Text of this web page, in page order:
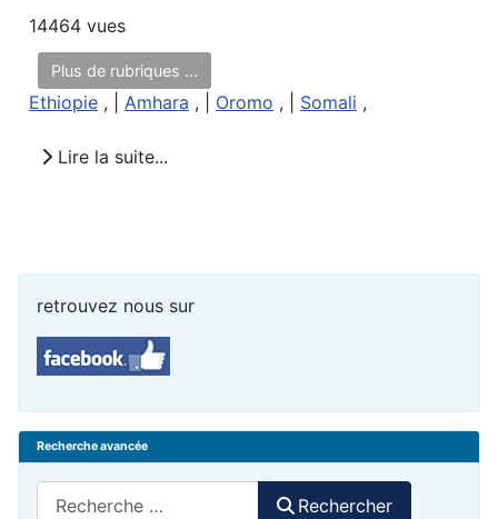
14464 vues
Plus de rubriques ...
Ethiopie , | Amhara , | Oromo , | Somali ,
Lire la suite...
retrouvez nous sur
Recherche avancée
Rechercher